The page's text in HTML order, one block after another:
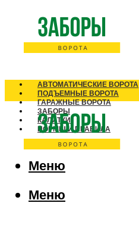
АВТОМАТИЧЕСКИЕ ВОРОТА
ПОДЪЕМНЫЕ ВОРОТА
ГАРАЖНЫЕ ВОРОТА
ЗАБОРЫ
КАЛИТКИ
НОРМЫ И ПРАВИЛА
Меню
Меню